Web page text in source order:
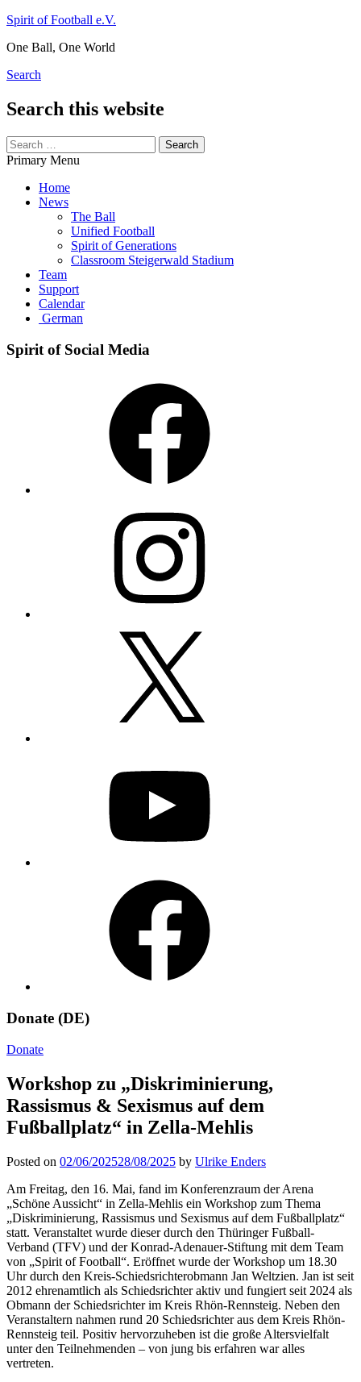
Skip
content
Spirit of Football e.V.
One Ball, One World
Search
Search this website
Search
for:
Primary Menu
Home
News
The Ball
Unified Football
Spirit of Generations
Classroom Steigerwald Stadium
Team
Support
Calendar
German
Spirit of Social Media
Donate (DE)
Donate
Workshop zu „Diskriminierung,
Rassismus & Sexismus auf dem
Fußballplatz“ in Zella-Mehlis
Posted on 02/06/202528/08/2025 by Ulrike Enders
Am Freitag, den 16. Mai, fand im Konferenzraum der Arena
„Schöne Aussicht“ in Zella-Mehlis ein Workshop zum Thema
„Diskriminierung, Rassismus und Sexismus auf dem Fußballplatz“
statt. Veranstaltet wurde dieser durch den Thüringer Fußball-
Verband (TFV) und der Konrad-Adenauer-Stiftung mit dem Team
von „Spirit of Football“. Eröffnet wurde der Workshop um 18.30
Uhr durch den Kreis-Schiedsrichterobmann Jan Weltzien. Jan ist seit
2012 ehrenamtlich als Schiedsrichter aktiv und fungiert seit 2024 als
Obmann der Schiedsrichter im Kreis Rhön-Rennsteig. Neben den
Veranstaltern nahmen rund 20 Schiedsrichter aus dem Kreis Rhön-
Rennsteig teil. Positiv hervorzuheben ist die große Altersvielfalt
unter den Teilnehmenden – von jung bis erfahren war alles
vertreten.